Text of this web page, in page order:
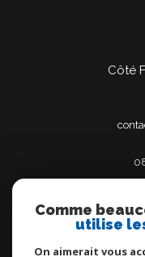
Côté
Comme
utilise
On aimerait vous